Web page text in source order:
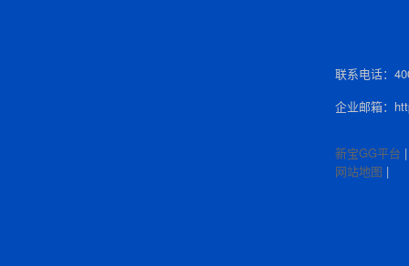
联系电话：
企业邮箱：
新宝GG平台
网站地图 |